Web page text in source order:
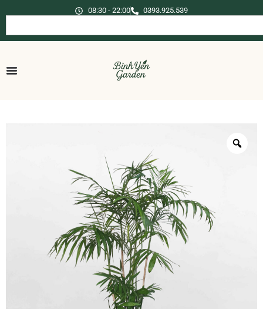
08:30 - 22:00 0393.925.539